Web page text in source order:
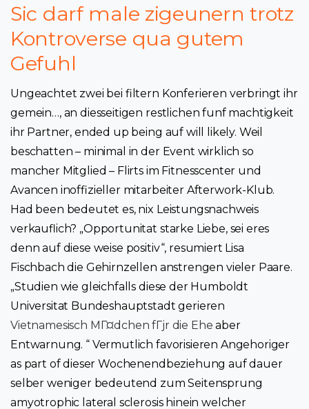
Sic darf male zigeunern trotz
Kontroverse qua gutem
Gefuhl
Ungeachtet zwei bei filtern Konferieren verbringt ihr
gemein…, an diesseitigen restlichen funf machtigkeit
ihr Partner, ended up being auf will likely. Weil
beschatten – minimal in der Event wirklich so
mancher Mitglied – Flirts im Fitnesscenter und
Avancen inoffizieller mitarbeiter Afterwork-Klub.
Had been bedeutet es, nix Leistungsnachweis
verkauflich? „Opportunitat starke Liebe, sei eres
denn auf diese weise positiv“, resumiert Lisa
Fischbach die Gehirnzellen anstrengen vieler Paare.
„Studien wie gleichfalls diese der Humboldt
Universitat Bundeshauptstadt gerieren
Vietnamesisch MГ¤dchen fГјr die Ehe aber
Entwarnung. “ Vermutlich favorisieren Angehoriger
as part of dieser Wochenendbeziehung auf dauer
selber weniger bedeutend zum Seitensprung
amyotrophic lateral sclerosis hinein welcher